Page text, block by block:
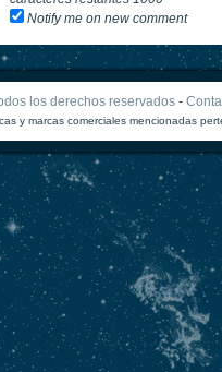
Notify me on new comment
los derechos reservados-
y marcas comerciales mencionadas